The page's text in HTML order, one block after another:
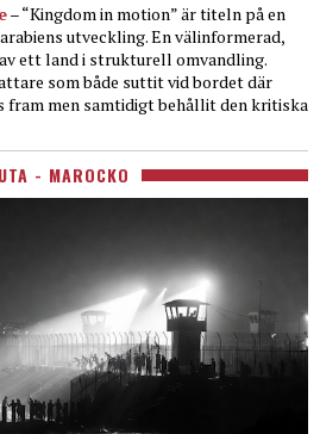
– “Kingdom in motion” är titeln på en
utveckling. En välinformerad,
ett land i strukturell omvandling.
som både suttit vid bordet där
men samtidigt behållit den kritiska
- MAROCKO